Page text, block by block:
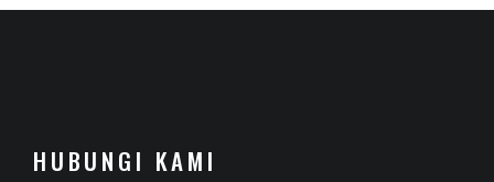
HUBUNGI KAMI